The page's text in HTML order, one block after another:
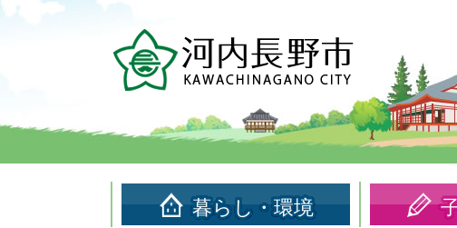
頭
す。
飛
し
暮らし・環境